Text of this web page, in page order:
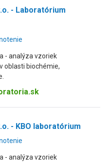
- Laboratórium
- analýza vzoriek
oblasti biochémie,
- KBO laboratórium
- analýza vzoriek